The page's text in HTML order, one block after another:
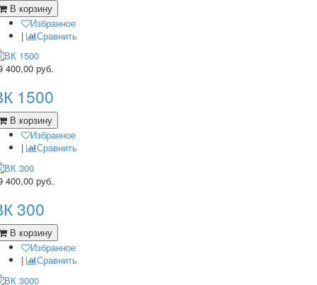
В корзину
Избранное
|
Сравнить
400,00 руб.
1500
В корзину
Избранное
|
Сравнить
400,00 руб.
300
В корзину
Избранное
|
Сравнить